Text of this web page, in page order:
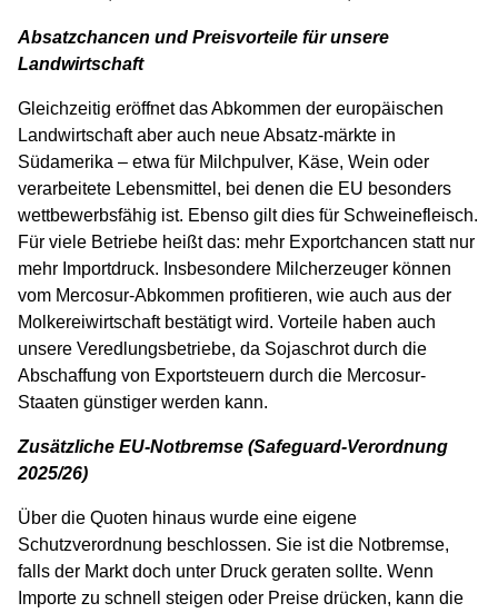
Absatzchancen und Preisvorteile für unsere
Landwirtschaft
Gleichzeitig eröffnet das Abkommen der europäischen
Landwirtschaft aber auch neue Absatz-märkte in
Südamerika – etwa für Milchpulver, Käse, Wein oder
verarbeitete Lebensmittel, bei denen die EU besonders
wettbewerbsfähig ist. Ebenso gilt dies für Schweinefleisch.
Für viele Betriebe heißt das: mehr Exportchancen statt nur
mehr Importdruck. Insbesondere Milcherzeuger können
vom Mercosur-Abkommen profitieren, wie auch aus der
Molkereiwirtschaft bestätigt wird. Vorteile haben auch
unsere Veredlungsbetriebe, da Sojaschrot durch die
Abschaffung von Exportsteuern durch die Mercosur-
Staaten günstiger werden kann.
Zusätzliche EU-Notbremse (Safeguard-Verordnung
2025/26)
Über die Quoten hinaus wurde eine eigene
Schutzverordnung beschlossen. Sie ist die Notbremse,
falls der Markt doch unter Druck geraten sollte. Wenn
Importe zu schnell steigen oder Preise drücken, kann die